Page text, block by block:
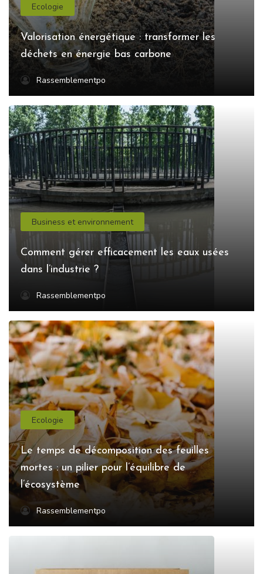
Ecologie
Valorisation énergétique : transformer les
déchets en énergie bas carbone
Rassemblementpo
Business et environnement
Comment gérer efficacement les eaux usées
dans l’industrie ?
Rassemblementpo
Ecologie
Le temps de décomposition des feuilles
mortes : un pilier pour l’équilibre de
l’écosystème
Rassemblementpo